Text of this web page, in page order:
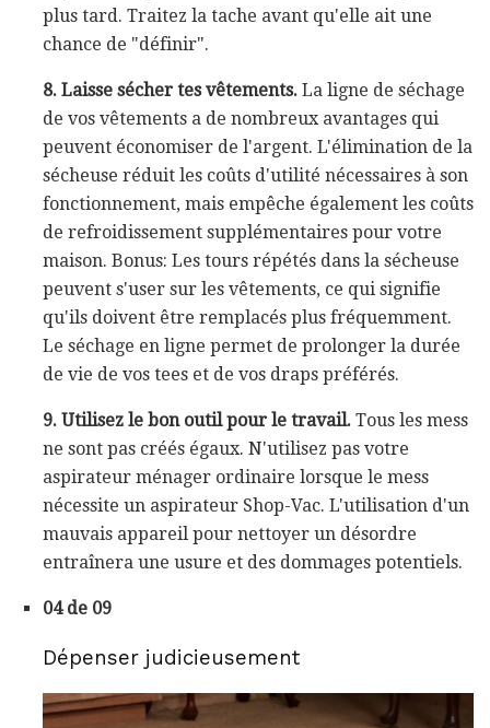
plus tard. Traitez la tache avant qu'elle ait une
chance de "définir".
8. Laisse sécher tes vêtements. La ligne de séchage
de vos vêtements a de nombreux avantages qui
peuvent économiser de l'argent. L'élimination de la
sécheuse réduit les coûts d'utilité nécessaires à son
fonctionnement, mais empêche également les coûts
de refroidissement supplémentaires pour votre
maison. Bonus: Les tours répétés dans la sécheuse
peuvent s'user sur les vêtements, ce qui signifie
qu'ils doivent être remplacés plus fréquemment.
Le séchage en ligne permet de prolonger la durée
de vie de vos tees et de vos draps préférés.
9. Utilisez le bon outil pour le travail. Tous les mess
ne sont pas créés égaux. N'utilisez pas votre
aspirateur ménager ordinaire lorsque le mess
nécessite un aspirateur Shop-Vac. L'utilisation d'un
mauvais appareil pour nettoyer un désordre
entraînera une usure et des dommages potentiels.
04 de 09
Dépenser judicieusement